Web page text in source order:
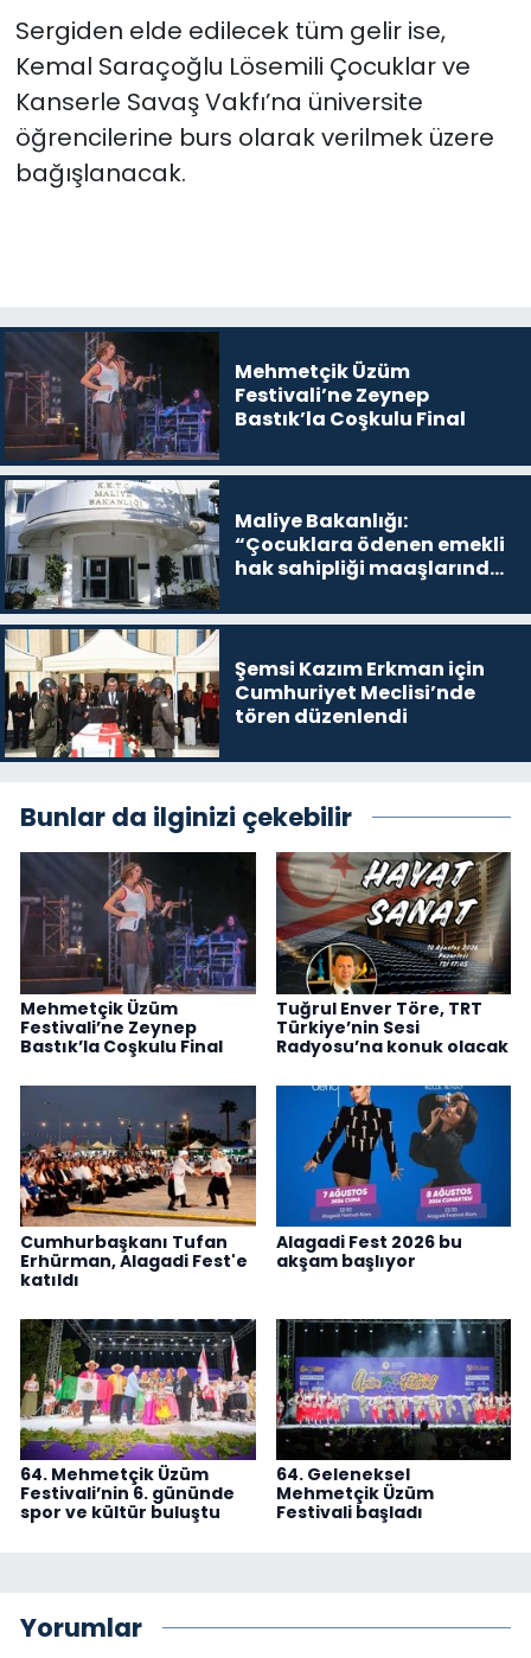
Sergiden elde edilecek tüm gelir ise,
Kemal Saraçoğlu Lösemili Çocuklar ve
Kanserle Savaş Vakfı’na üniversite
öğrencilerine burs olarak verilmek üzere
bağışlanacak.
Mehmetçik Üzüm
Festivali’ne Zeynep
Bastık’la Coşkulu Final
Maliye Bakanlığı:
“Çocuklara ödenen emekli
hak sahipliği maaşlarında
Şemsi Kazım Erkman için
Cumhuriyet Meclisi’nde
tören düzenlendi
Bunlar da ilginizi çekebilir
Mehmetçik Üzüm
Festivali’ne Zeynep
Bastık’la Coşkulu Final
Tuğrul Enver Töre, TRT
Türkiye’nin Sesi
Radyosu’na konuk olacak
Cumhurbaşkanı Tufan
Erhürman, Alagadi Fest'e
katıldı
Alagadi Fest 2026 bu
akşam başlıyor
64. Mehmetçik Üzüm
Festivali’nin 6. gününde
spor ve kültür buluştu
64. Geleneksel
Mehmetçik Üzüm
Festivali başladı
Yorumlar